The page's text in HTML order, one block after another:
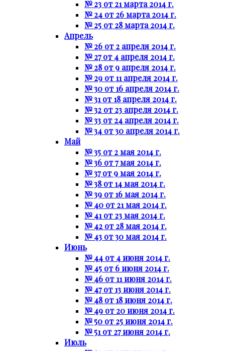
№ 23 от 21 марта 2014 г.
№ 24 от 26 марта 2014 г.
№ 25 от 28 марта 2014 г.
Апрель
№ 26 от 2 апреля 2014 г.
№ 27 от 4 апреля 2014 г.
№ 28 от 9 апреля 2014 г.
№ 29 от 11 апреля 2014 г.
№ 30 от 16 апреля 2014 г.
№ 31 от 18 апреля 2014 г.
№ 32 от 23 апреля 2014 г.
№ 33 от 24 апреля 2014 г.
№ 34 от 30 апреля 2014 г.
Май
№ 35 от 2 мая 2014 г.
№ 36 от 7 мая 2014 г.
№ 37 от 9 мая 2014 г.
№ 38 от 14 мая 2014 г.
№ 39 от 16 мая 2014 г.
№ 40 от 21 мая 2014 г.
№ 41 от 23 мая 2014 г.
№ 42 от 28 мая 2014 г.
№ 43 от 30 мая 2014 г.
Июнь
№ 44 от 4 июня 2014 г.
№ 45 от 6 июня 2014 г.
№ 46 от 11 июня 2014 г.
№ 47 от 13 июня 2014 г.
№ 48 от 18 июня 2014 г.
№ 49 от 20 июня 2014 г.
№ 50 от 25 июня 2014 г.
№ 51 от 27 июня 2014 г.
Июль